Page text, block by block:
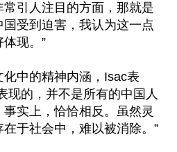
引人注目的方面，那就是
受到迫害，我认为这一点
现。”
中的精神内涵，Isac表
现的，并不是所有的中国人
实上，恰恰相反。虽然灵
于社会中，难以被消除。”